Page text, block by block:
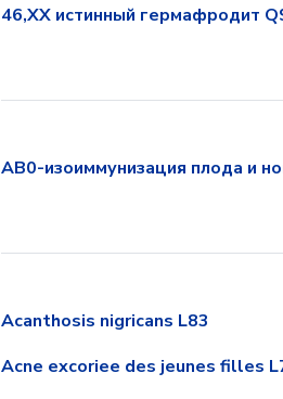
46,XX истинный гермафродит
AB0-изоиммунизация плода и
Acanthosis nigricans L83
Acne excoriee des jeunes filles